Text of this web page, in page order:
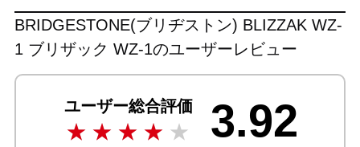
BRIDGESTONE(ブリヂストン) BLIZZAK WZ-
1 ブリザック WZ-1のユーザーレビュー
ユーザー総合評価 3.92